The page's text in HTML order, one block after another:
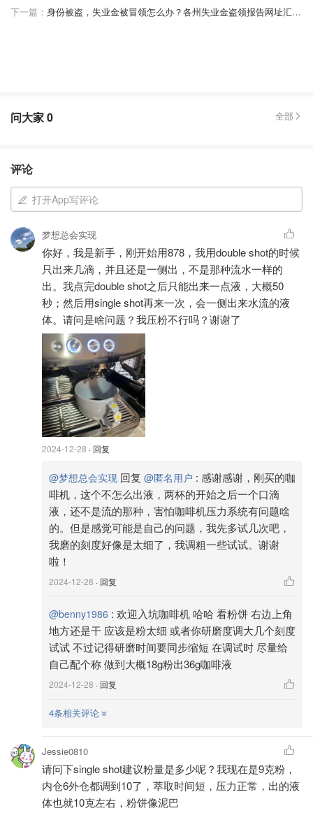
咖啡机开机后，我会把粉盘（single-wall）装到手柄
有帮助，暂时我没尝出来，但是我也当热机器，所以就照办
下一篇：
身份被盗，失业金被冒领怎么办？各州失业金盗领报告网址汇总！
问大家0 全部
评论
打开App写评论
梦想总会实现
你好，我是新手，刚开始用878，我用double shot的时候
只出来几滴，并且还是一侧出，不是那种流水一样的
出。我点完double shot之后只能出来一点液，大概50
秒；然后用single shot再来一次，会一侧出来水流的液
体。请问是啥问题？我压粉不行吗？谢谢了
2024-12-28 · 回复
@梦想总会实现 回复 @匿名用户 : 感谢感谢，刚买的咖
啡机，这个不怎么出液，两杯的开始之后一个口滴
液，还不是流的那种，害怕咖啡机压力系统有问题啥
的。但是感觉可能是自己的问题，我先多试几次吧，
我磨的刻度好像是太细了，我调粗一些试试。谢谢
啦！
2024-12-28 · 回复
@benny1986 : 欢迎入坑咖啡机 哈哈 看粉饼 右边上角
地方还是干 应该是粉太细 或者你研磨度调大几个刻度
试试 不过记得研磨时间要同步缩短 在调试时 尽量给
自己配个称 做到大概18g粉出36g咖啡液
2024-12-28 · 回复
4条相关评论
Jessie0810
请问下single shot建议粉量是多少呢？我现在是9克粉，
内仓6外仓都调到10了，萃取时间短，压力正常，出的液
体也就10克左右，粉饼像泥巴